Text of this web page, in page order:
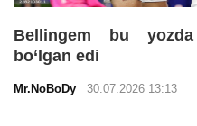
Bellingem bu
bo‘lgan edi
Mr.NoBoDy 30.07.2026 13:13